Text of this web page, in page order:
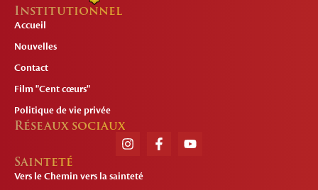
Institutionnel
Accueil
Nouvelles
Contact
Film "Cent cœurs"
Politique de vie privée
Réseaux sociaux
Sainteté
Vers le Chemin vers la sainteté